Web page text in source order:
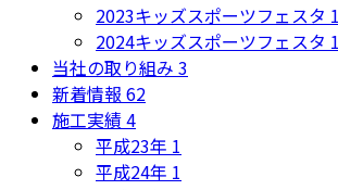
2023キッズスポーツフェスタ 1
2024キッズスポーツフェスタ 1
当社の取り組み 3
新着情報 62
施工実績4
平成23年 1
平成24年 1